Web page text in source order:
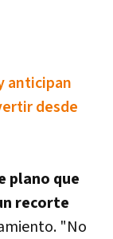
anticipan
desde
plano que
recorte
"No